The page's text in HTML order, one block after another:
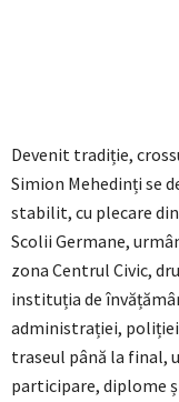
Devenit tradiție,
Simion Mehedinți se
stabilit, cu plecare
Scolii Germane,
zona Centrul Civic,
instituția de
administrației, poliției
traseul până la final,
participare, diplome